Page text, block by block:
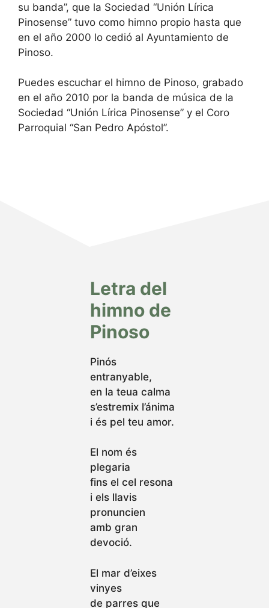
su banda”, que la Sociedad “Unión Lírica
Pinosense” tuvo como himno propio hasta que
en el año 2000 lo cedió al Ayuntamiento de
Pinoso.
Puedes escuchar el himno de Pinoso, grabado
en el año 2010 por la banda de música de la
Sociedad “Unión Lírica Pinosense” y el Coro
Parroquial “San Pedro Apóstol”.
Letra del
himno de
Pinoso
Pinós
entranyable,
en la teua calma
s’estremix l’ánima
i és pel teu amor.
El nom és
plegaria
fins el cel resona
i els llavis
pronuncien
amb gran
devoció.
El mar d’eixes
vinyes
de parres que